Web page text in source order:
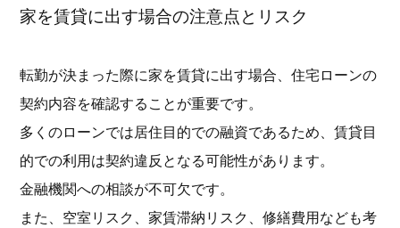
家を賃貸に出す場合の注意点とリスク
転勤が決まった際に家を賃貸に出す場合、住宅ローンの
契約内容を確認することが重要です。
多くのローンでは居住目的での融資であるため、賃貸目
的での利用は契約違反となる可能性があります。
金融機関への相談が不可欠です。
また、空室リスク、家賃滞納リスク、修繕費用なども考